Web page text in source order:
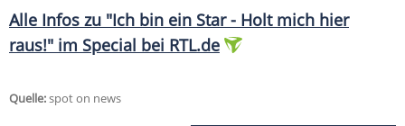
Alle Infos zu "Ich bin ein Star - Holt mich hier
raus!" im Special bei RTL.de
Quelle:spot on news